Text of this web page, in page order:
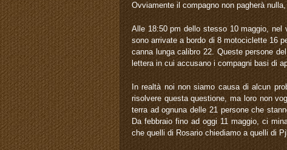
Ovviamente il compagno non pagherà
Alle 18:50 pm dello stesso 10 maggio, nel
sono arrivate a bordo di 8 motociclette 16
canna lunga calibro 22. Queste persone
lettera in cui accusano i compagni basi di
In realtà noi non siamo causa di alcun
risolvere questa questione, ma loro non
terra ad ognuna delle 21 persone che
Da febbraio fino ad oggi 11 maggio, ci
che quelli di Rosario chiediamo a quelli di